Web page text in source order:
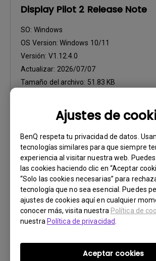
Ajustes de
BenQ respeta tu privacidad de datos.
tecnologías similares para que siempre
experiencia al visitar nuestra web.
las cookies haciendo clic en “Aceptar
“Solo las cookies necesarias” para
tecnología que no sea esencial. Puedes
ajustes de cookies aquí en cualquier
conocer más, visita nuestra Política de
nuestra Política de privacidad
Aceptar cookies
Display Pilot 2 Release Note
SO: Windows
OS Version: Windows 10/11
Versión: V1.12.4.0
Actualizar: 2026/07/07
Tamaño del archivo: 51.83 KB
Descargar
Software
Display Pilot 2 for Windows
SO:Windows
OS Version:Windows 10/11
Actualizar:2026/07/07
Tamaño del archivo:239.58 MB